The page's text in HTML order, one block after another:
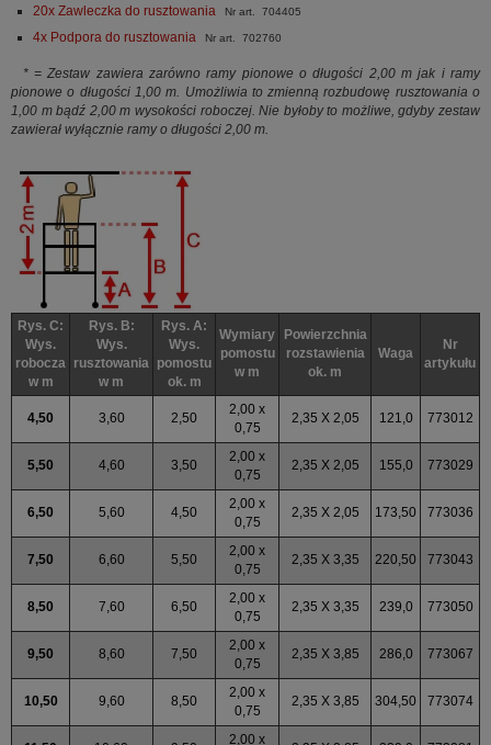
20x Zawleczka do rusztowania Nr art. 704405
4x Podpora do rusztowania Nr art. 702760
* = Zestaw zawiera zarówno ramy pionowe o długości 2,00 m jak i ramy
pionowe o długości 1,00 m. Umożliwia to zmienną rozbudowę rusztowania o
1,00 m bądź 2,00 m wysokości roboczej. Nie byłoby to możliwe, gdyby zestaw
zawierał wyłącznie ramy o długości 2,00 m.
Rys. C:
Wys.
robocza
w m
Rys. B:
Wys.
rusztowania
w m
Rys. A:
Wys.
pomostu
ok. m
Wymiary
pomostu
w m
Powierzchnia
rozstawienia
ok. m
Waga
Nr
artykułu
4,50 3,60 2,50
2,00 x
0,75
2,35 X 2,05 121,0 773012
5,50 4,60 3,50
2,00 x
0,75
2,35 X 2,05 155,0 773029
6,50 5,60 4,50
2,00 x
0,75
2,35 X 2,05 173,50 773036
7,50 6,60 5,50
2,00 x
0,75
2,35 X 3,35 220,50 773043
8,50 7,60 6,50
2,00 x
0,75
2,35 X 3,35 239,0 773050
9,50 8,60 7,50
2,00 x
0,75
2,35 X 3,85 286,0 773067
10,50 9,60 8,50
2,00 x
0,75
2,35 X 3,85 304,50 773074
2,00 x